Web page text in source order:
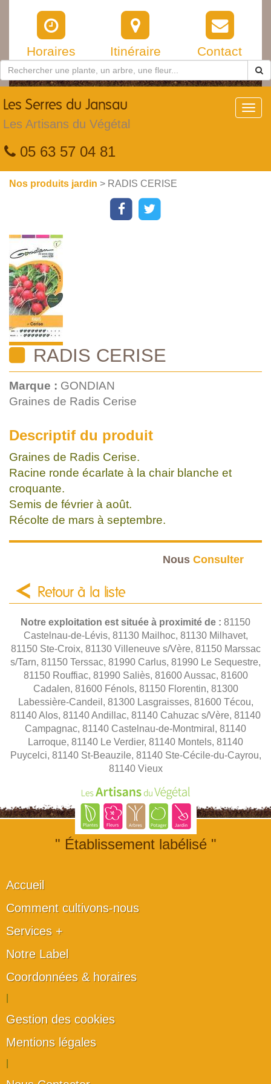
Horaires Itinéraire Contact
Les Serres du Jansau
Les Artisans du Végétal
05 63 57 04 81
Nos produits jardin > RADIS CERISE
RADIS CERISE
Marque : GONDIAN
Graines de Radis Cerise
Descriptif du produit
Graines de Radis Cerise.
Racine ronde écarlate à la chair blanche et
croquante.
Semis de février à août.
Récolte de mars à septembre.
Nous Consulter
Retour à la liste
Notre exploitation est située à proximité de : 81150
Castelnau-de-Lévis, 81130 Mailhoc, 81130 Milhavet,
81150 Ste-Croix, 81130 Villeneuve s/Vère, 81150 Marssac
s/Tarn, 81150 Terssac, 81990 Carlus, 81990 Le Sequestre,
81150 Rouffiac, 81990 Saliès, 81600 Aussac, 81600
Cadalen, 81600 Fénols, 81150 Florentin, 81300
Labessière-Candeil, 81300 Lasgraisses, 81600 Técou,
81140 Alos, 81140 Andillac, 81140 Cahuzac s/Vère, 81140
Campagnac, 81140 Castelnau-de-Montmiral, 81140
Larroque, 81140 Le Verdier, 81140 Montels, 81140
Puycelci, 81140 St-Beauzile, 81140 Ste-Cécile-du-Cayrou,
81140 Vieux
" Établissement labélisé "
Accueil
Comment cultivons-nous
Services +
Notre Label
Coordonnées & horaires
Gestion des cookies
Mentions légales